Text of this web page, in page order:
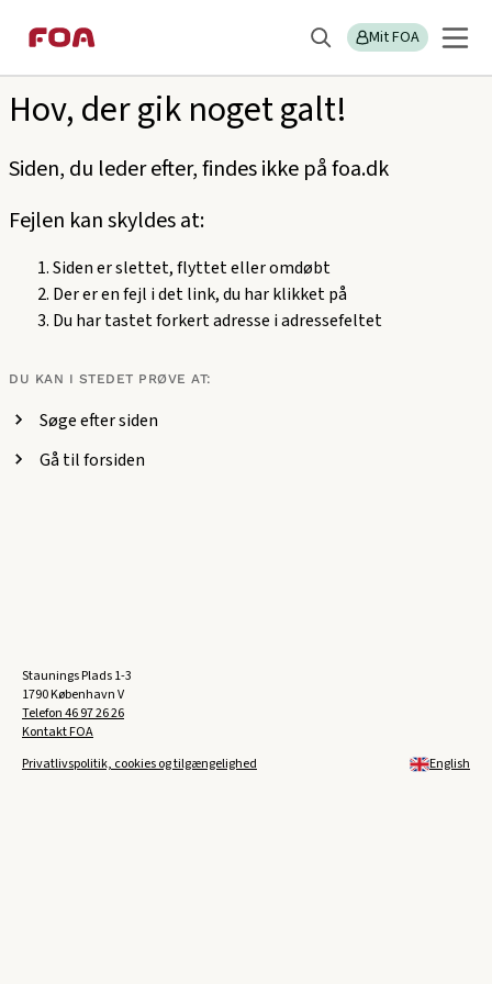
til
hovedindhold
til
hovedmenu
Søg Mit FOA
menu
404
Hov, der gik noget galt!
Siden, du leder efter, findes ikke på foa.dk
Fejlen kan skyldes at:
Siden er slettet, flyttet eller omdøbt
Der er en fejl i det link, du har klikket på
Du har tastet forkert adresse i adressefeltet
DU KAN I STEDET PRØVE AT:
Søge efter siden
Gå til forsiden
Staunings Plads 1-3
1790 København V
Telefon46 97 26 26
Kontakt FOA
Privatlivspolitik, cookies og tilgængelighed
English